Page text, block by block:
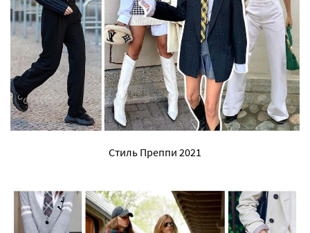
Стиль Преппи 2021